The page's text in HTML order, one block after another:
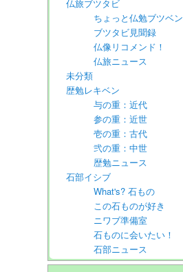
仏旅ブツタビ
ちょっと仏勉ブツベン
ブツタビ見聞録
仏像リコメンド！
仏旅ニュース
未分類
歴勉レキベン
与の重：近代
参の重：近世
壱の重：古代
弐の重：中世
歴勉ニュース
石部イシブ
What's? 石もの
この石ものが好き
ニワブ準備室
石ものに会いたい！
石部ニュース